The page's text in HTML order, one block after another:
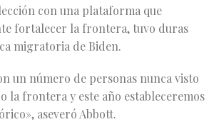
con una plataforma que
fortalecer la frontera, tuvo duras
migratoria de Biden.
un número de personas nunca visto
la frontera y este año estableceremos
aseveró Abbott.